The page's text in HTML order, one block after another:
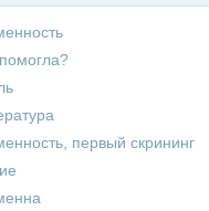
первый скрининг